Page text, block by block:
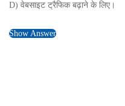
D) वेबसाइट ट्रैफिक बढ़ाने के लिए।
Show Answer